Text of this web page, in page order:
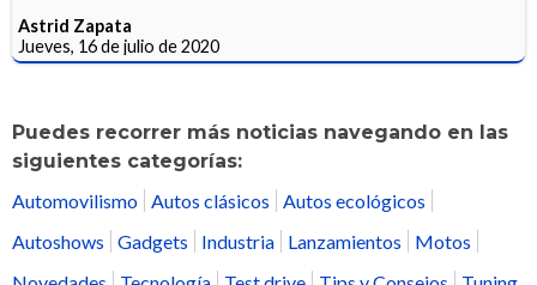
Astrid Zapata
Jueves, 16 de julio de 2020
Puedes recorrer más noticias navegando en las
siguientes categorías:
Automovilismo Autos clásicos
Autos ecológicos
Autoshows
Gadgets Industria Lanzamientos
Motos